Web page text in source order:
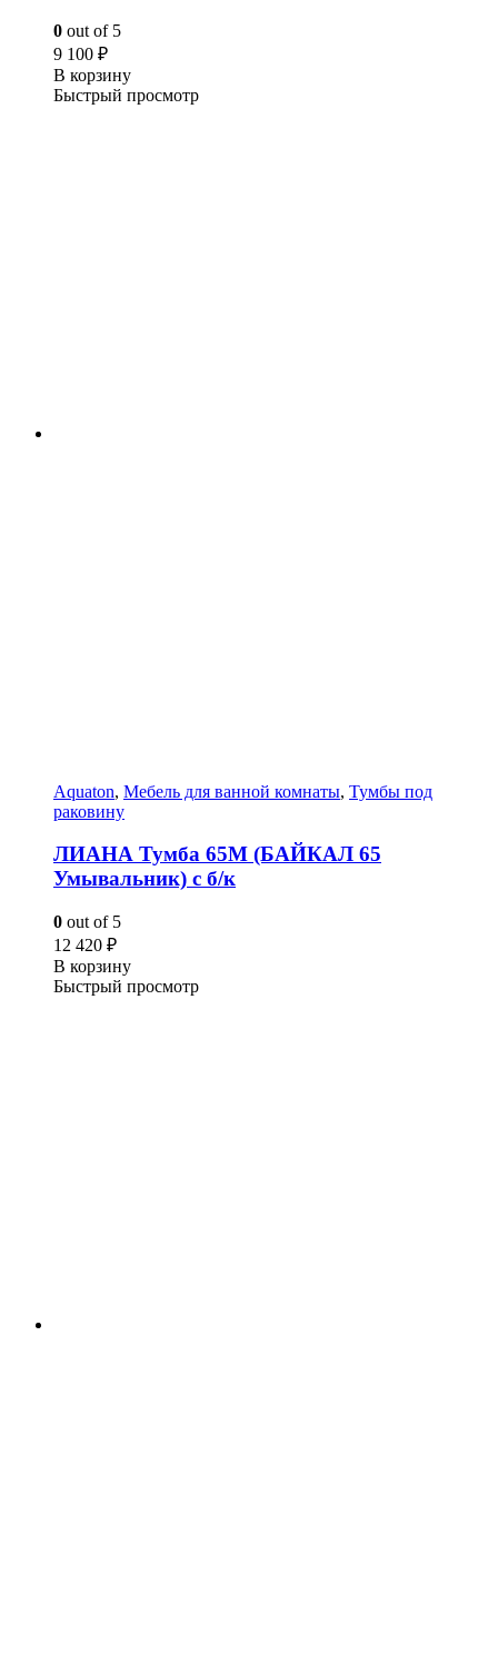
0 out of 5
9 100 ₽
В корзину
Быстрый просмотр
Aquaton, Мебель для ванной комнаты, Тумбы под
раковину
ЛИАНА Тумба 65М (БАЙКАЛ 65
Умывальник) с б/к
0 out of 5
12 420 ₽
В корзину
Быстрый просмотр